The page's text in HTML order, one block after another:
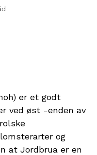
er et godt
ved øst -enden av
og
at Jordbrua er en